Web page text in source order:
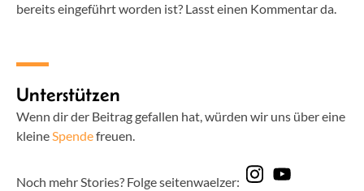
bereits eingeführt worden ist? Lasst einen Kommentar da.
Unterstützen
Wenn dir der Beitrag gefallen hat, würden wir uns über eine
kleineSpendefreuen.
Noch mehr Stories? Folge seitenwaelzer: